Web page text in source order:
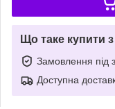
Що таке купити
Замовлення під
Доступна